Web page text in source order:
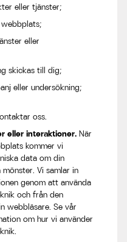
eller tjänster;
eller
skickas till dig;
eller undersökning;
oss.
eller interaktioner. När
kommer vi
data om din
Vi samlar in
genom att använda
och från den
webbläsare. Se vår
om hur vi använder